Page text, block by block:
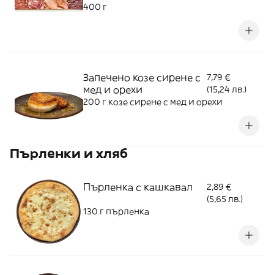
400 г
Запечено козе сирене с
мед и орехи
7,79 €
(15,24 лв.)
200 г козе сирене с мед и орехи
Пърленки и хляб
Пърленка с кашкавал
2,89 €
(5,65 лв.)
130 г пърленка